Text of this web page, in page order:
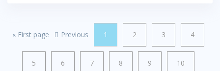
« First page Previous 1 2 3 4
5 6 7 8 9 10